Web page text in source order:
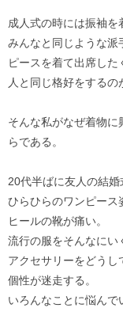
成人式の時には振袖を
みんなと同じような派
ピースを着て出席した
人と同じ格好をするの
そんな私がなぜ着物
らである。
20代半ばに友人の結婚
ひらひらのワンピース
ヒールの靴が痛い。
流行の服をそんなにい
アクセサリーをどうし
個性が迷走する。
いろんなことに悩んで